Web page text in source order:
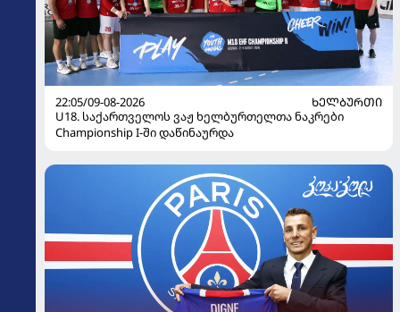
22:05/09-08-2026
ᲮᲔᲚᲑᲣᲠᲗᲘ
U18. საქართველოს ვაჟ ხელბურთელთა ნაკრები
Championship I-ში დაწინაურდა